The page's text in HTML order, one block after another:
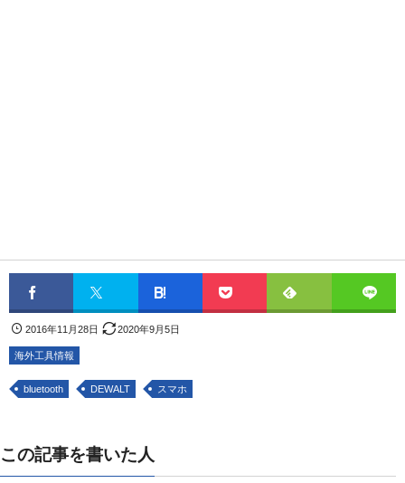
2016年11月28日 2020年9月5日
海外工具情報
bluetooth DEWALT スマホ
この記事を書いた人